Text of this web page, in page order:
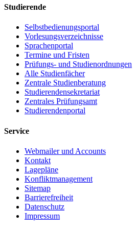
Studierende
Selbstbedienungsportal
Vorlesungsverzeichnisse
Sprachenportal
Termine und Fristen
Prüfungs- und Studienordnungen
Alle Studienfächer
Zentrale Studienberatung
Studierendensekretariat
Zentrales Prüfungsamt
Studierendenportal
Service
Webmailer und Accounts
Kontakt
Lagepläne
Konfliktmanagement
Sitemap
Barrierefreiheit
Datenschutz
Impressum